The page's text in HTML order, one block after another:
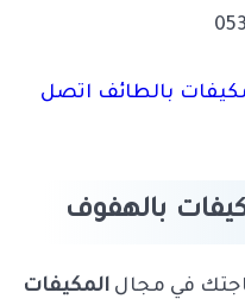
بالطائف اتصل
بالهفوف
في مجال المكيفات